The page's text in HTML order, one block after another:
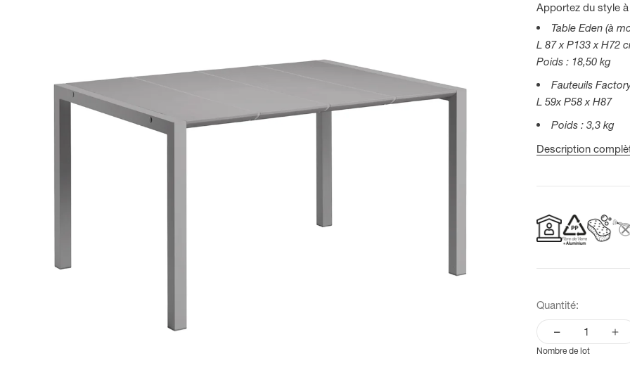
Apportez du style
Table Eden (à
L 87 x P133 x H72
Poids : 18,50 kg
Fauteuils
L 59x P58 x H87
Poids : 3,3 kg
Description
Quantité:
Nombre de lot